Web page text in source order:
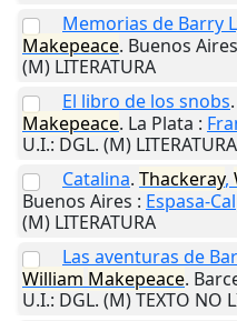
Memorias de Barry
Makepeace. Buenos Aires
(M) LITERATURA
El libro de los snobs.
Makepeace. La Plata :
U.I.: DGL. (M) LITERATURA
Catalina. Thackeray,
Buenos Aires : Espasa-
(M) LITERATURA
Las aventuras de
William Makepeace.
U.I.: DGL. (M) TEXTO NO